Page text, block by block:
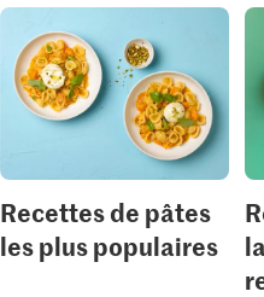
Recettes de pâtes
les plus populaires